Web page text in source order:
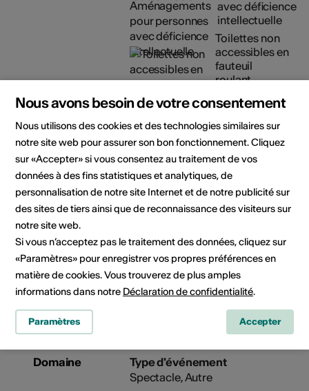
avec déficience
intellectuelle
Toilettes non
accessibles en
fauteuil
roulant
Détails sur l'accessibilité
Organisateur
Théâtre du Crochetan
Service Culture, Tourisme &
Jumelage
Avenue du Théâtre 9
Case postale 512
Téléphone 024 475 79 11
Réservations 024 475 79 09
Fax 024 475 79 99
E-Mail
Domaine
Type d'événement
Spectacle Autre
Nous avons besoin de votre consentement
Nous utilisons des cookies et des technologies similaires sur
notre site web pour assurer son bon fonctionnement. Cliquez
sur «Accepter» si vous consentez au traitement de vos
données à des fins statistiques et analytiques, de
personnalisation de notre site Internet et de notre publicité sur
des sites de tiers ainsi que de reconnaissance des visiteurs sur
notre site web.
Si vous n’acceptez pas le traitement des données, cliquez sur
«Paramètres» pour enregistrer vos propres préférences en
matière de cookies. Vous trouverez de plus amples
informations dans notre Déclaration de confidentialité.
Paramètres Accepter